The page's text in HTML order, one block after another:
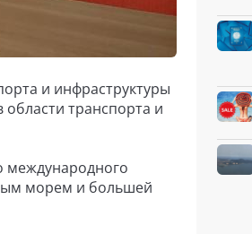
и инфраструктуры
транспорта и
международного
морем и большей